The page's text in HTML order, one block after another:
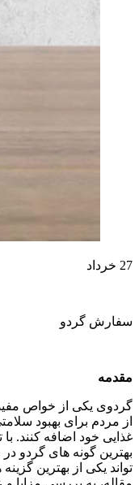
27 خرداد
سفارش گردو
مقدمه
گردوی یکی از خواص
از مردم برای بهبود
غذایی خود اضافه کنند.
بهترین گونه های گردو
تواند یکی از بهترین